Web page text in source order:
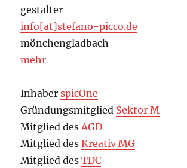
gestalter
info[at]stefano-picco.de
mönchengladbach
mehr
InhaberspicOne
Gründungsmitglied Sektor M
Mitglied desAGD
Mitglied desKreativ MG
Mitglied desTDC